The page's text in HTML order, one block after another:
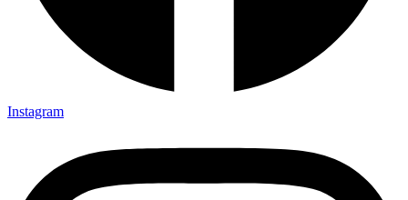
Instagram